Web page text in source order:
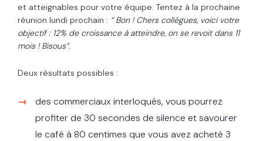
et atteignables pour votre équipe. Tentez à la prochaine
réunion lundi prochain : “ Bon ! Chers collègues, voici votre
objectif : 12% de croissance à atteindre, on se revoit dans 11
mois ! Bisous”.
Deux résultats possibles :
des commerciaux interloqués, vous pourrez
profiter de 30 secondes de silence et savourer
le café à 80 centimes que vous avez acheté 3